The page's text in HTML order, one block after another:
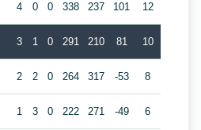
4 0 0 338 237 101 12
3 1 0 291 210 81 10
2 2 0 264 317 -53 8
1 3 0 222 271 -49 6